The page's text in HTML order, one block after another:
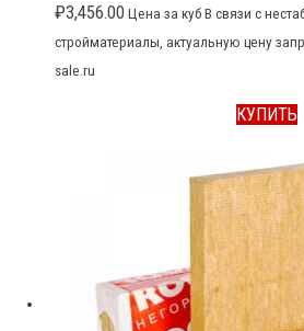
₽3,456.00 Цена за куб В связи с
стройматериалы, актуальную цену
sale.ru
КУПИТЬ